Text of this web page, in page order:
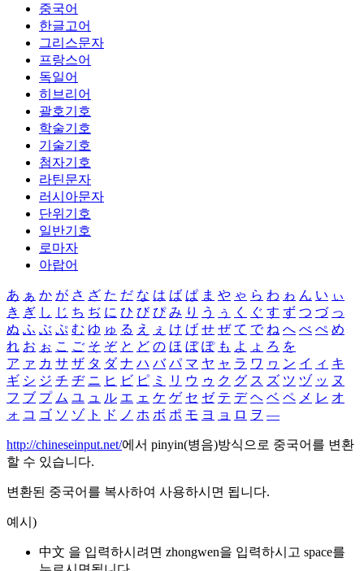
중국어
한글고어
그리스문자
프랑스어
독일어
히브리어
괄호기호
학술기호
기술기호
첨자기호
라틴문자
러시아문자
단위기호
일반기호
로마자
아랍어
あ ぁ か が さ ざ た だ な は ば ぱ ま や ゃ ら わ ゎ ん い ぃ
き ぎ し じ ち ぢ に ひ び ぴ み り う ぅ く ぐ す ず つ づ っ
ぬ ふ ぶ ぷ む ゆ ゅ る え ぇ け げ せ ぜ て で ね へ べ ぺ め
れ お ぉ こ ご そ ぞ と ど の ほ ぼ ぽ も よ ょ ろ を
ア ァ カ サ ザ タ ダ ナ ハ バ パ マ ヤ ャ ラ ワ ヮ ン イ ィ キ
ギ シ ジ チ ヂ ニ ヒ ビ ピ ミ リ ウ ゥ ク グ ス ズ ツ ヅ ッ ヌ
フ ブ プ ム ユ ュ ル エ ェ ケ ゲ セ ゼ テ デ ヘ ベ ペ メ レ オ
ォ コ ゴ ソ ゾ ト ド ノ ホ ボ ポ モ ヨ ョ ロ ヲ ―
http://chineseinput.net/에서 pinyin(병음)방식으로 중국어를 변환
할 수 있습니다.
변환된 중국어를 복사하여 사용하시면 됩니다.
예시)
中文 을 입력하시려면 zhongwen을 입력하시고 space를